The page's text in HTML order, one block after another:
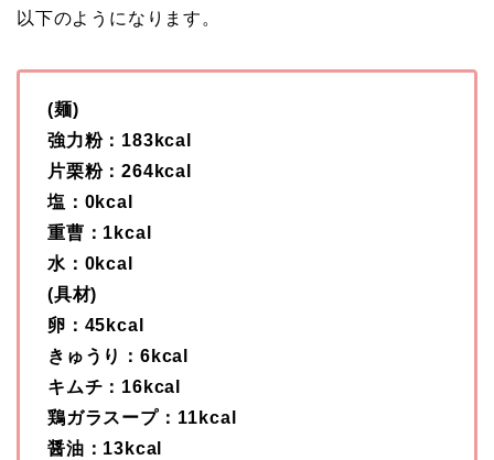
以下のようになります。
(麺)
強力粉：183kcal
片栗粉：264kcal
塩：0kcal
重曹：1kcal
水：0kcal
(具材)
卵：45kcal
きゅうり：6kcal
キムチ：16kcal
鶏ガラスープ：11kcal
醤油：13kcal